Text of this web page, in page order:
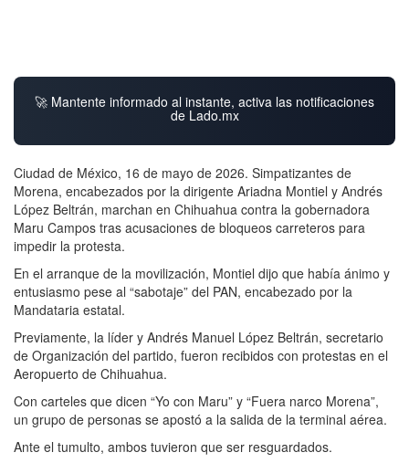
🚀 Mantente informado al instante, activa las notificaciones
de Lado.mx
Ciudad de México, 16 de mayo de 2026. Simpatizantes de
Morena, encabezados por la dirigente Ariadna Montiel y Andrés
López Beltrán, marchan en Chihuahua contra la gobernadora
Maru Campos tras acusaciones de bloqueos carreteros para
impedir la protesta.
En el arranque de la movilización, Montiel dijo que había ánimo y
entusiasmo pese al “sabotaje” del PAN, encabezado por la
Mandataria estatal.
Previamente, la líder y Andrés Manuel López Beltrán, secretario
de Organización del partido, fueron recibidos con protestas en el
Aeropuerto de Chihuahua.
Con carteles que dicen “Yo con Maru” y “Fuera narco Morena”,
un grupo de personas se apostó a la salida de la terminal aérea.
Ante el tumulto, ambos tuvieron que ser resguardados.